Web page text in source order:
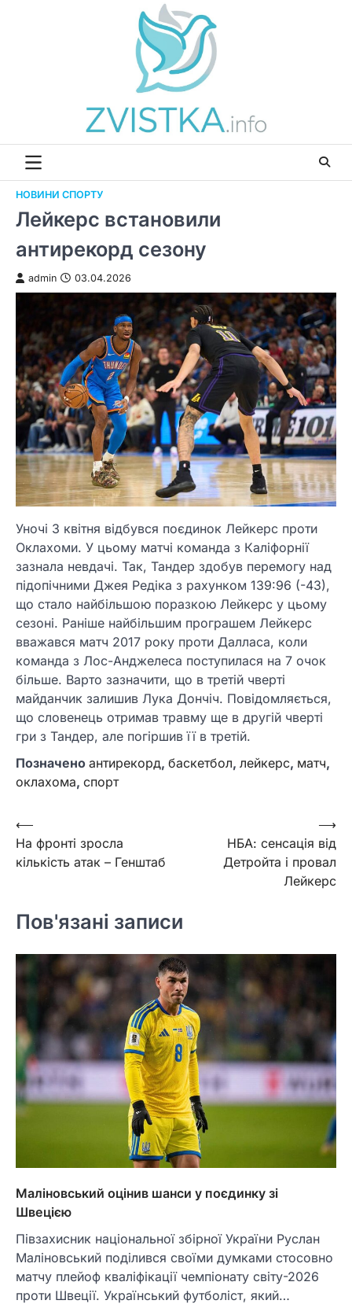
НОВИНИ СПОРТУ
Лейкерс встановили
антирекорд сезону
admin 03.04.2026
Уночі 3 квітня відбувся поєдинок Лейкерс проти
Оклахоми. У цьому матчі команда з Каліфорнії
зазнала невдачі. Так, Тандер здобув перемогу над
підопічними Джея Редіка з рахунком 139:96 (-43),
що стало найбільшою поразкою Лейкерс у цьому
сезоні. Раніше найбільшим програшем Лейкерс
вважався матч 2017 року проти Далласа, коли
команда з Лос-Анджелеса поступилася на 7 очок
більше. Варто зазначити, що в третій чверті
майданчик залишив Лука Дончіч. Повідомляється,
що словенець отримав травму ще в другій чверті
гри з Тандер, але погіршив її в третій.
Позначено антирекорд, баскетбол, лейкерс, матч,
оклахома, спорт
Навігація
записів
⟵
На фронті зросла
кількість атак – Генштаб
НБА: сенсація від
Детройта і провал
Лейкерс
⟶
Пов'язані записи
Маліновський оцінив шанси у поєдинку зі
Швецією
Півзахисник національної збірної України Руслан
Маліновський поділився своїми думками стосовно
матчу плейоф кваліфікації чемпіонату світу-2026
проти Швеції. Український футболіст, який…